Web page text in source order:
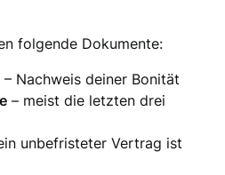
folgende Dokumente:
– Nachweis deiner Bonität
– meist die letzten drei
unbefristeter Vertrag ist